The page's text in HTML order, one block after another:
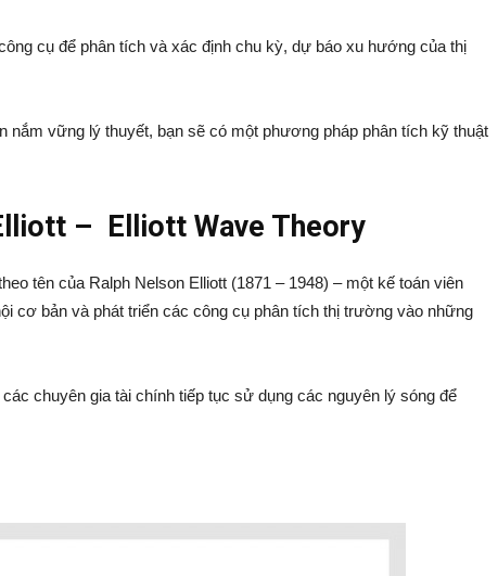
cụ để phân tích và xác định chu kỳ, dự báo xu hướng của thị
nắm vững lý thuyết, bạn sẽ có một phương pháp phân tích kỹ thuật
– Elliott Wave Theory
tên của Ralph Nelson Elliott (1871 – 1948) – một kế toán viên
cơ bản và phát triển các công cụ phân tích thị trường vào những
chuyên gia tài chính tiếp tục sử dụng các nguyên lý sóng để